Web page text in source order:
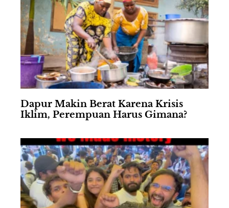
Dapur Makin Berat Karena Krisis
Iklim, Perempuan Harus Gimana?